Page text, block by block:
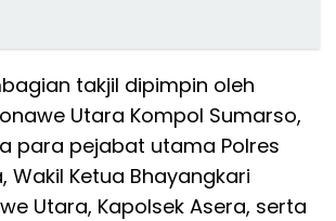
takjil dipimpin oleh
Utara Kompol Sumarso,
para pejabat utama Polres
Wakil Ketua Bhayangkari
Utara, Kapolsek Asera, serta